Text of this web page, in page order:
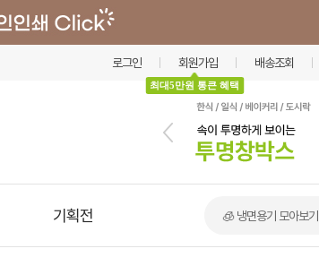
로그인 회원가입
최대5만원 통큰 혜택
배송조회
기획전 🧊 냉면용기 모아보기